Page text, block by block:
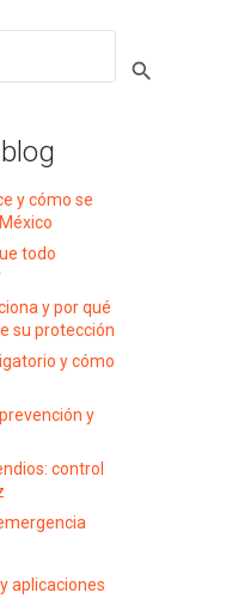
y cómo se
todo
y por qué
su protección
y cómo
y
control
aplicaciones